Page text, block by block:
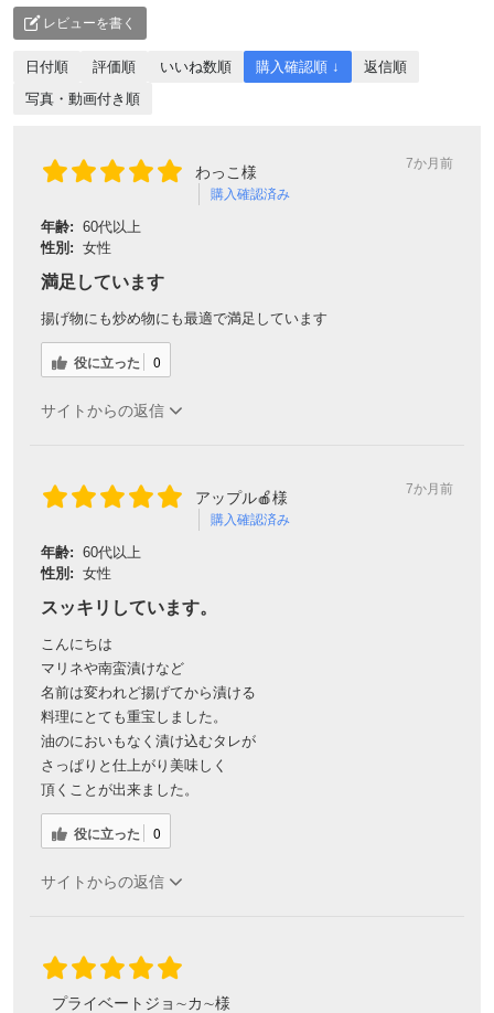
レビューを書く
日付順 評価順 いいね数順 購入確認順 ↓
返信順
写真・動画付き順
わっこ様
購入確認済み
7か月前
年齢: 60代以上
性別: 女性
満足しています
揚げ物にも炒め物にも最適で満足しています
役に立った 0
サイトからの返信
アップル🍎様
購入確認済み
7か月前
年齢: 60代以上
性別: 女性
スッキリしています。
こんにちは
マリネや南蛮漬けなど
名前は変われど揚げてから漬ける
料理にとても重宝しました。
油のにおいもなく漬け込むタレが
さっぱりと仕上がり美味しく
頂くことが出来ました。
役に立った 0
サイトからの返信
プライベートジョ∼カ∼様